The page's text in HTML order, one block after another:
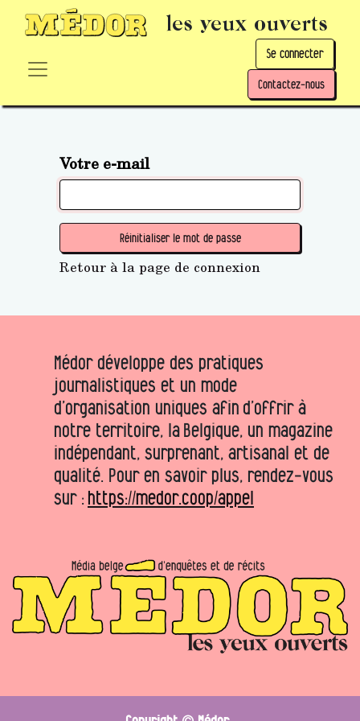
les yeux ouverts
Se connecter
Contactez-nous
Votre e-mail
Réinitialiser le mot de passe
Retour à la page de connexion
Médor développe des pratiques
journalistiques et un mode
d’organisation uniques afin d’offrir à
notre territoire, la Belgique, un magazine
indépendant, surprenant, artisanal et de
qualité. Pour en savoir plus, rendez-vous
sur : https://medor.coop/appel